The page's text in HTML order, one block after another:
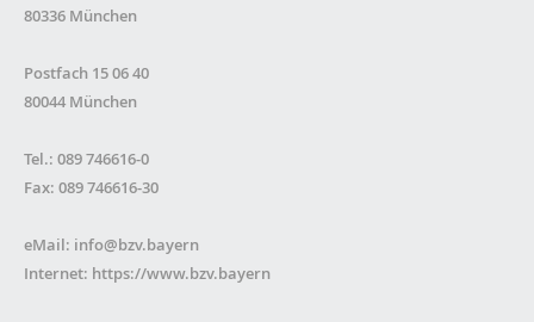
80336 München
Postfach 15 06 40
80044 München
Tel.: 089 746616-0
Fax: 089 746616-30
eMail: info@bzv.bayern
Internet: https://www.bzv.bayern